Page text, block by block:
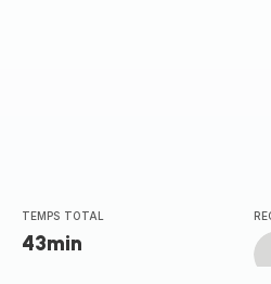
TEMPS TOTAL
43min